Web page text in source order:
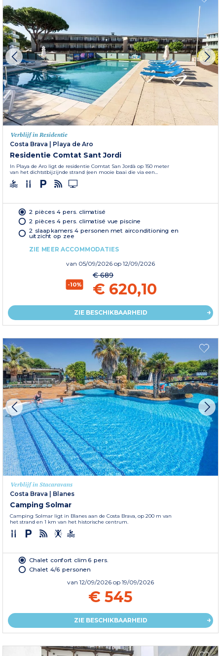
Verblijf in Residentie
Costa Brava | Playa de Aro
Residentie Comtat Sant Jordi
In Playa de Aro ligt de residentie Comtat San Jordà­ op 150 meter
van het dichtstbijzijnde strand (een mooie baai die via een...
2 pièces 4 pers. climatisé
2 pièces 4 pers. climatisé vue piscine
2 slaapkamers 4 personen met airconditioning en
uitzicht op zee
ZIE MEER ACCOMMODATIES
van 05/09/2026 op 12/09/2026
-10%
€ 689
€ 620,10
ZIE BESCHIKBAARHEID
Verblijf in Stacaravans
Costa Brava | Blanes
Camping Solmar
Camping Solmar ligt in Blanes aan de Costa Brava, op 200 m van
het strand en 1 km van het historische centrum.
Chalet confort clim 6 pers.
Chalet 4/6 personen
van 12/09/2026 op 19/09/2026
€ 545
ZIE BESCHIKBAARHEID